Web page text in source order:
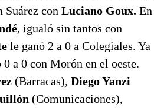
Suárez con Luciano Goux. En
, igualó sin tantos con
le ganó 2 a 0 a Colegiales. Ya
a 0 con Morón en el oeste.
(Barracas), Diego Yanzi
(Comunicaciones),